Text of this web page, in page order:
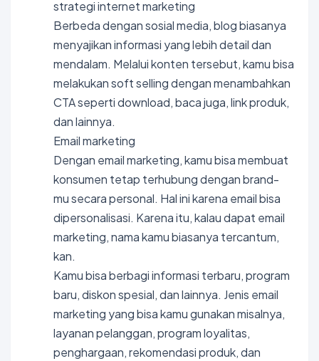
strategi internet marketing
Berbeda dengan sosial media, blog biasanya
menyajikan informasi yang lebih detail dan
mendalam. Melalui konten tersebut, kamu bisa
melakukan soft selling dengan menambahkan
CTA seperti download, baca juga, link produk,
dan lainnya.
Email marketing
Dengan email marketing, kamu bisa membuat
konsumen tetap terhubung dengan brand-
mu secara personal. Hal ini karena email bisa
dipersonalisasi. Karena itu, kalau dapat email
marketing, nama kamu biasanya tercantum,
kan.
Kamu bisa berbagi informasi terbaru, program
baru, diskon spesial, dan lainnya. Jenis email
marketing yang bisa kamu gunakan misalnya,
layanan pelanggan, program loyalitas,
penghargaan, rekomendasi produk, dan